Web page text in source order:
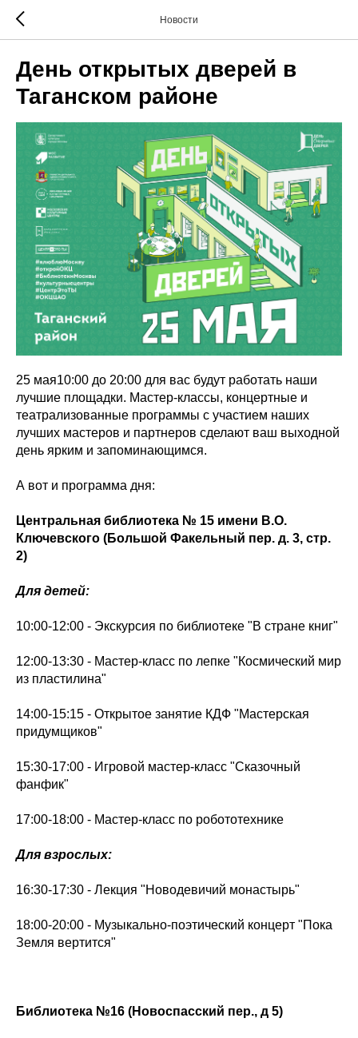
Новости
День открытых дверей в
Таганском районе
25 мая10:00 до 20:00 для вас будут работать наши
лучшие площадки. Мастер-классы, концертные и
театрализованные программы с участием наших
лучших мастеров и партнеров сделают ваш выходной
день ярким и запоминающимся.
А вот и программа дня:
Центральная библиотека № 15 имени В.О.
Ключевского (Большой Факельный пер. д. 3, стр.
2)
Для детей:
10:00-12:00 - Экскурсия по библиотеке "В стране книг"
12:00-13:30 - Мастер-класс по лепке "Космический мир
из пластилина"
14:00-15:15 - Открытое занятие КДФ "Мастерская
придумщиков"
15:30-17:00 - Игровой мастер-класс "Сказочный
фанфик"
17:00-18:00 - Мастер-класс по робототехнике
Для взрослых:
16:30-17:30 - Лекция "Новодевичий монастырь"
18:00-20:00 - Музыкально-поэтический концерт "Пока
Земля вертится"
Библиотека №16 (Новоспасский пер., д 5)